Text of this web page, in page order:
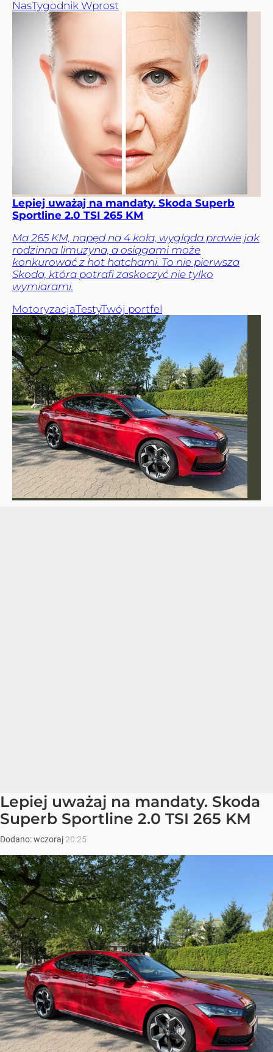
NasTygodnik Wprost
Lepiej uważaj na mandaty. Skoda Superb
Sportline 2.0 TSI 265 KM
Ma 265 KM, napęd na 4 koła, wygląda prawie jak
rodzinna limuzyna, a osiągami może
konkurować z hot hatchami. To nie pierwsza
Skoda, która potrafi zaskoczyć nie tylko
wymiarami.
MotoryzacjaTestyTwój portfel
Lepiej uważaj na mandaty. Skoda
Superb Sportline 2.0 TSI 265 KM
Dodano:wczoraj 20:25